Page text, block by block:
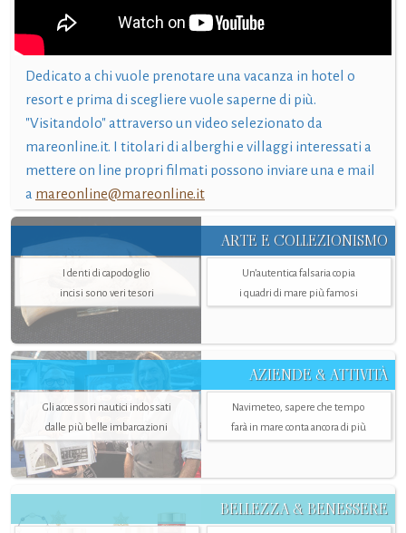
Dedicato a chi vuole prenotare una vacanza in hotel o
resort e prima di scegliere vuole saperne di più.
"Visitandolo" attraverso un video selezionato da
mareonline.it. I titolari di alberghi e villaggi interessati a
mettere on line propri filmati possono inviare una e mail
a mareonline@mareonline.it
ARTE E COLLEZIONISMO
I denti di capodoglio
incisi sono veri tesori
Un’autentica falsaria copia
i quadri di mare più famosi
AZIENDE & ATTIVITÀ
Gli accessori nautici indossati
dalle più belle imbarcazioni
Navimeteo, sapere che tempo
farà in mare conta ancora di più
BELLEZZA & BENESSERE